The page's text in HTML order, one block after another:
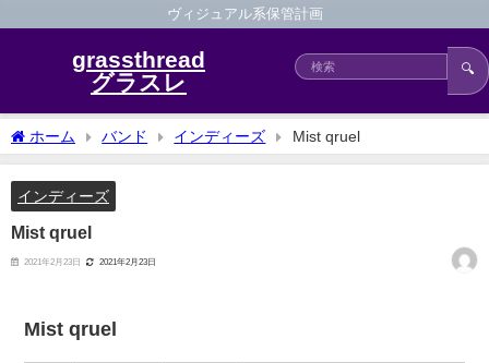
ヴィジュアル系保管計画
grassthread
グラスレ
🔍
ホーム バンド インディーズ Mist qruel
インディーズ
Mist qruel
2021年2月23日 2021年2月23日
Mist qruel